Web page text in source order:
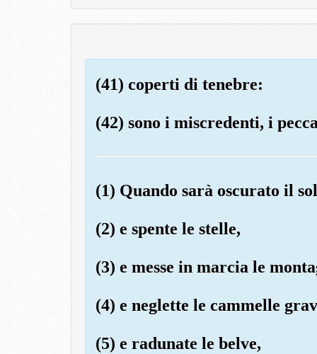
(41) coperti di tenebre:
(42) sono i miscredenti, i
(1) Quando sarà oscurato il
(2) e spente le stelle,
(3) e messe in marcia le
(4) e neglette le cammelle
(5) e radunate le belve,